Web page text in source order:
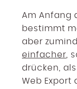
Am Anfang
bestimmt
aber
einfacher ,
drücken,
Web Export